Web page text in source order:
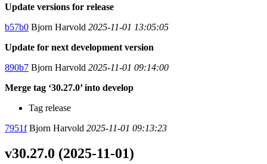
Update versions for release
b57b0 Bjorn Harvold 2025-11-01 13:05:05
Update for next development version
890b7 Bjorn Harvold 2025-11-01 09:14:00
Merge tag ‘30.27.0’ into develop
Tag release
7951fBjorn Harvold 2025-11-01 09:13:23
v30.27.0 (2025-11-01)